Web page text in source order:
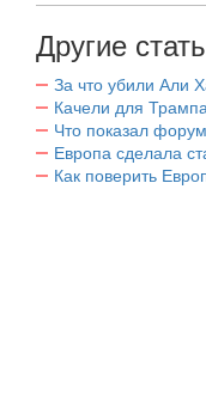
Другие
За что убили Али
Качели для Трампа
Что показал
Европа сделала
Как поверить